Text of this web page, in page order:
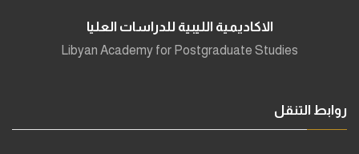
الاكاديمية الليبية للدراسات العليا
Libyan Academy for Postgraduate Studies
روابط التنقل